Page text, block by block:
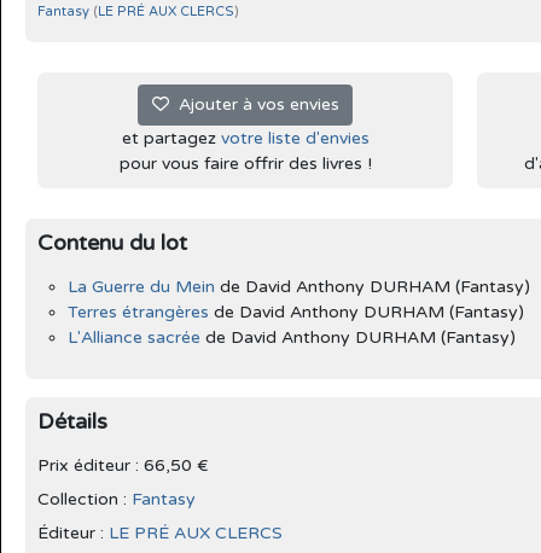
Fantasy (LE PRÉ AUX CLERCS)
Ajouter à vos envies
et partagez votre liste d'envies
pour vous faire offrir des livres !
Contenu du lot
La Guerre du Mein de David Anthony DURHAM (Fantasy)
Terres étrangères de David Anthony DURHAM (Fantasy)
L'Alliance sacrée de David Anthony DURHAM (Fantasy)
Détails
Prix éditeur : 66,50 €
Collection : Fantasy
Éditeur : LE PRÉ AUX CLERCS